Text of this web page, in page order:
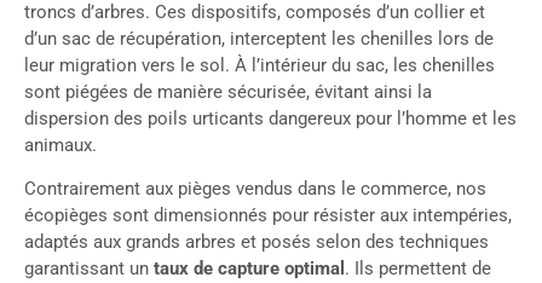
troncs d’arbres. Ces dispositifs, composés d’un collier et
d’un sac de récupération, interceptent les chenilles lors de
leur migration vers le sol. À l’intérieur du sac, les chenilles
sont piégées de manière sécurisée, évitant ainsi la
dispersion des poils urticants dangereux pour l’homme et les
animaux.
Contrairement aux pièges vendus dans le commerce, nos
écopièges sont dimensionnés pour résister aux intempéries,
adaptés aux grands arbres et posés selon des techniques
garantissant un taux de capture optimal . Ils permettent de